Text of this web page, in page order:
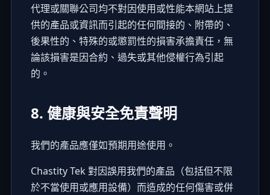
代理或關聯公司均不對因使用或性能本網站上提
供的產品或資訊而引起的任何間接的、附帶的、
後果性的、特殊的或懲罰性的損害承擔責任，無
論該損害是因合約、過失或其他侵權行為引起
的。
8. 健康與安全免責聲明
我們的產品應僅如預期用途使用。
Chastity Tek 對因誤用我們的產品（包括但不限
於不當使用或應用設備）而造成的任何傷害或併